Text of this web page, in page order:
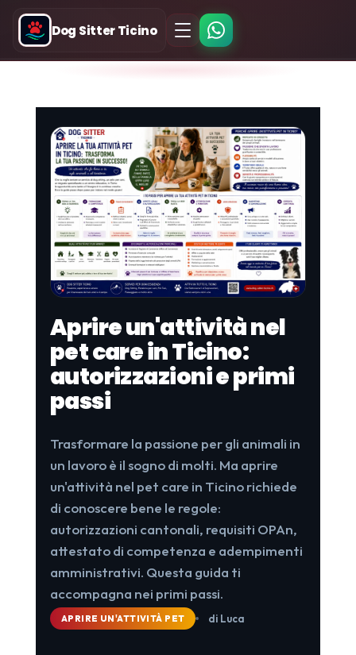
Dog Sitter Ticino
Aprire un'attività nel
pet care in Ticino:
autorizzazioni e primi
passi
Trasformare la passione per gli animali in
un lavoro è il sogno di molti. Ma aprire
un'attività nel pet care in Ticino richiede
di conoscere bene le regole:
autorizzazioni cantonali, requisiti OPAn,
attestato di competenza e adempimenti
amministrativi. Questa guida ti
accompagna nei primi passi.
APRIRE UN'ATTIVITÀ PET di Luca